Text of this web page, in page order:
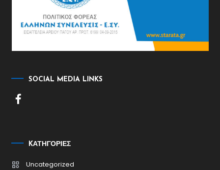
SOCIAL MEDIA LINKS
KΑΤΗΓΟΡΊΕΣ
Uncategorized